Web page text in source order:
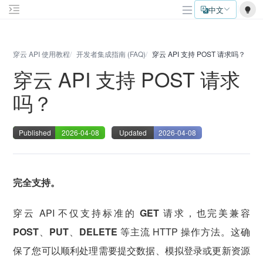
中文
穿云 API 使用教程 开发者集成指南 (FAQ) 穿云 API 支持 POST 请求吗？
穿云 API 支持 POST 请求
吗？
Published 2026-04-08 Updated 2026-04-08
完全支持。
穿云 API 不仅支持标准的GET 请求，也完美兼容
POST、 PUT、 DELETE 等主流 HTTP 操作方法。这确
保了您可以顺利处理需要提交数据、模拟登录或更新资源